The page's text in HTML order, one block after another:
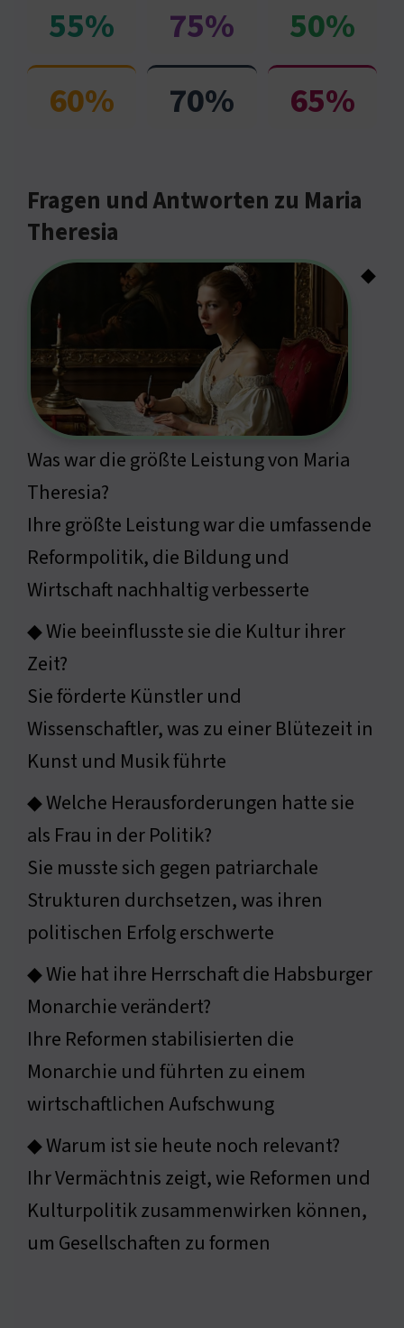
55%
75%
50%
60%
70% 65%
Fragen und Antworten zu Maria
Theresia
◆
Was war die größte Leistung von Maria
Theresia?
Ihre größte Leistung war die umfassende
Reformpolitik, die Bildung und
Wirtschaft nachhaltig verbesserte
◆ Wie beeinflusste sie die Kultur ihrer
Zeit?
Sie förderte Künstler und
Wissenschaftler, was zu einer Blütezeit in
Kunst und Musik führte
◆ Welche Herausforderungen hatte sie
als Frau in der Politik?
Sie musste sich gegen patriarchale
Strukturen durchsetzen, was ihren
politischen Erfolg erschwerte
◆ Wie hat ihre Herrschaft die Habsburger
Monarchie verändert?
Ihre Reformen stabilisierten die
Monarchie und führten zu einem
wirtschaftlichen Aufschwung
◆ Warum ist sie heute noch relevant?
Ihr Vermächtnis zeigt, wie Reformen und
Kulturpolitik zusammenwirken können,
um Gesellschaften zu formen